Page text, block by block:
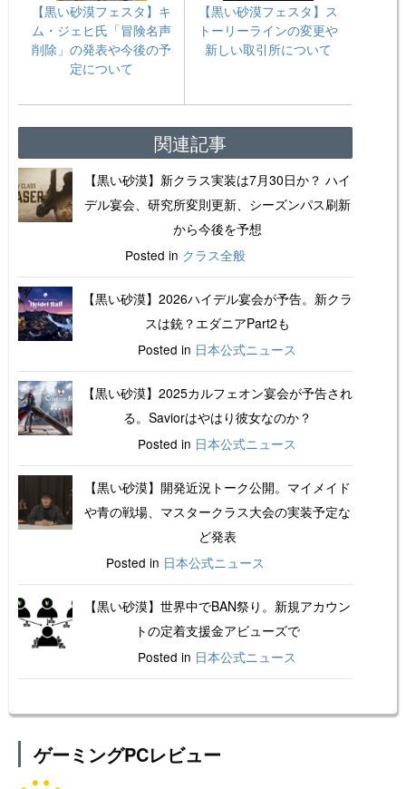
【黒い砂漠フェスタ】キ
ム・ジェヒ氏「冒険名声
削除」の発表や今後の予
定について
【黒い砂漠フェスタ】ス
トーリーラインの変更や
新しい取引所について
関連記事
【黒い砂漠】新クラス実装は7月30日か？ ハイ
デル宴会、研究所変則更新、シーズンパス刷新
から今後を予想
Posted in クラス全般
【黒い砂漠】2026ハイデル宴会が予告。新クラ
スは銃？エダニアPart2も
Posted in 日本公式ニュース
【黒い砂漠】2025カルフェオン宴会が予告され
る。Saviorはやはり彼女なのか？
Posted in 日本公式ニュース
【黒い砂漠】開発近況トーク公開。マイメイド
や青の戦場、マスタークラス大会の実装予定な
ど発表
Posted in 日本公式ニュース
【黒い砂漠】世界中でBAN祭り。新規アカウン
トの定着支援金アビューズで
Posted in 日本公式ニュース
ゲーミングPCレビュー